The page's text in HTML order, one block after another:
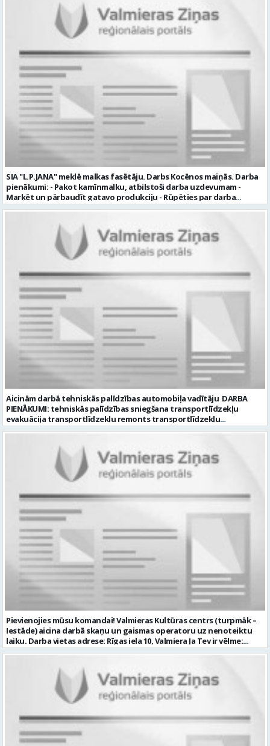
profesionālā izglītība augsta atbildības sajūta, precizitāte un labas
komunikācijas spējas labas iemaņas darbā ar datoru un
elektronisko kases aparātu UZŅĒMUMS PIEDĀVĀ: darbu stabilā
uzņēmumā darba laiku: maiņu grafiks (1. dežūra no plkst. 05.20 līdz
plkst. 16.20 un 2.dežūra no plkst. 12.50-21.00) darba samaksu sākot no
1100 līdz 1250 EUR (pirms nodokļu nomaksas) pilnas sociālās
garantijas veselības apdrošināšanas iespējas dinamisku un
profesionālu darba vidi apmācību pirms darba pienākumu
uzsākšanas CV ar norādi vakancei „dispečers Valmierā” iesniegt līdz
2026. gada 21. augustam (ieskaitot): sūtot elektroniski uz info@vtu-
valmiera.lv personīgi SIA „VTU Valmiera”, Reģ.nr. 40003004220,
„Brandeļi”, Brandeļi, Kocēnu pagasts, Valmieras novads, personāla
daļā darba dienās no plkst. 13:00 līdz 16:00. 2 nedēļu laikā pēc
konkursa termiņa beigām sazināsimies ar pretendentiem, kuri tiks
aicināti uz tikšanos klātienē. Informācijai: 29231565 * Iesniegtos
personas datus SIA “VTU VALMIERA” izmantos, lai konkursa kārtībā
noteiktu vakancei atbilstošāko kandidātu. Ja kandidāts vēlas, lai
viņa personas dati tiktu saglabāti SIA “VTU VALMIERA” iekšējā datu
bāzē ar mērķi tos apstrādāt citos SIA “VTU VALMIERA” personāla
atlases konkursos, tad pieteikumā vakancei lūdzam kandidātam
norādīt savu piekrišanu personas datu saglabāšanai. Profesija:
TRANSPORTA DISPEČERS Darba vietas adrese: LATVIJA, Stacijas iela 1,
Valmiera, Valmieras nov. Darba laika veids: Summētais darba laiks
Darba veids: Darbinieka amats uz nenoteiktu laiku Slodze: Viena
vesela slodze Darbības joma: Pakalpojumi Pieteikto vietu skaits: 1
Līgums: Darbinieka amats uz nenoteiktu laiku Aktuāla līdz: 2026-08-
21 Kontaktpersona: CV ar norādi vakancei lūdzu sūtīt uz e-pastu
Vispārējā vidējā izglītība
SIA "L.P.JANA" meklē malkas fasētāju. Darbs Kocēnos maiņās. Darba
pienākumi: - Pakot kamīnmalku, atbilstoši darba uzdevumam -
Marķēt un pārbaudīt gatavo produkciju - Rūpēties par darba
kvalitāti un kārtību darba vietā Prasības kandidātiem: - Laba fiziskā
Uzņēmums piedāvā: - Atalgojumu EUR 1200 bruto (atkarīgs no
padarītā) - Vienmēr laikā izmaksātu algu - Profesionālus un
atbalstošus kolēģus Lūgums CV sūtīt uz e- pastu:
pasutijumi@lpjana.lv vai zvanīt pa tālruni: 28319289 Profesija:
SAIŅOŠANAS OPERATORS Algas izmaksas veids: Laika darba alga
Darba vietas adrese: LATVIJA, Gravas iela 2, Kocēni, Kocēnu pag.,
Valmieras nov. Slodze: Viena vesela slodze Darbības joma: Ražošana
Pieteikto vietu skaits: 2 Aktuāla līdz: 2027-09-07 Darba sākšanas
datums: 2026-08-17 Kontaktpersona: Davids Pavlovs
Aicinām darbā tehniskās palīdzības automobiļa vadītāju DARBA
PIENĀKUMI: tehniskās palīdzības sniegšana transportlīdzekļu
evakuācija transportlīdzekļu remonts transportlīdzekļu
sagatavošana tehniskai apskatei PRASĪBAS PRETENDENTIEM:
transportlīdzekļa vadītāja apliecība vēlama D, CE kategorijas
transportlīdzekļa vadītāja pieredze vismaz 2 gadi labas saskarsmes
un komunikācijas prasmes pieredze transportlīdzekļu remontu
veikšanā UZŅĒMUMS PIEDĀVĀ: darbu stabilā uzņēmumā darba
samaksu no 1600 EUR (pirms nodokļu nomaksas) darba laiku pēc
grafika: dežūra 08.00 – 17.00, 2.dežūra 08.00 – 21.00. pilnas sociālās
garantijas veselības apdrošināšanas iespējas dinamisku un
profesionālu darba vidi CV ar norādi vakancei „Tehniskās palīdzības
automobiļa vadītājs” iesniegt: sūtot elektroniski uz info@vtu-
valmiera.lv personīgi SIA „VTU Valmiera”, Reģ.nr. 40003004220,
administrācijas ēkas „Brandeļi”, Brandeļi, Kocēnu pagasts, Valmieras
novads, personāla daļā darba dienās no plkst. 09:00 līdz 16:00.
Sazināsimies ar pretendentiem, kuri būs izvirzīti nākamajai atlases
kārtai. * Iesniegtos personas datus SIA “VTU VALMIERA” izmantos, lai
konkursa kārtībā noteiktu vakancei atbilstošāko kandidātu. Ja
kandidāts vēlas, lai viņa personas dati tiktu saglabāti SIA “VTU
VALMIERA” iekšējā datu bāzē ar mērķi tos apstrādāt citos SIA “VTU
VALMIERA” personāla atlases konkursos, tad pieteikumā vakancei
lūdzam kandidātam norādīt savu piekrišanu personas datu
saglabāšanai. Profesija: AUTOMOBIĻA VADĪTĀJS Darba vietas adrese:
LATVIJA, Brandeļi, Brandeļi, Kocēnu pag., Valmieras nov. Darba laika
veids: Maiņu darbs Darbības joma: Pakalpojumi Pieteikto vietu
skaits: 1 Aktuāla līdz: 2026-08-21 Kontaktpersona: CV ar norādi
vakancei lūdzu sūtīt uz e-pastu info@vtu-valmiera.lv vai iesniegt
Pievienojies mūsu komandai! Valmieras Kultūras centrs (turpmāk –
Iestāde) aicina darbā skaņu un gaismas operatoru uz nenoteiktu
laiku. Darba vietas adrese: Rīgas iela 10, Valmiera Ja Tev ir vēlme:
nodrošināt skaņas un gaismas iekārtu un to vadības sistēmas
operatora pienākumus pasākumos Iestādēs telpās un ārpus tām
Iestādes; piemērot skaņas un gaismas mākslinieciskos risinājumus
pasākumos, plānot un organizēt apskaņošanas un gaismošanas
procesu, kā arī veikt pasākumu apskaņošanu un gaismošanu;
piedalīties Iestādes organizēto pasākumu tehniskajā uzbūvē un
nobūvē, sniegtu tehnisko atbalstu; pārzināt darbā lietojamo
tehnisko un elektroiekārtu darbības principus, lietošanas
noteikumus; un ja Tev ir: vismaz divu gadu pieredze līdzīgā darbā vai